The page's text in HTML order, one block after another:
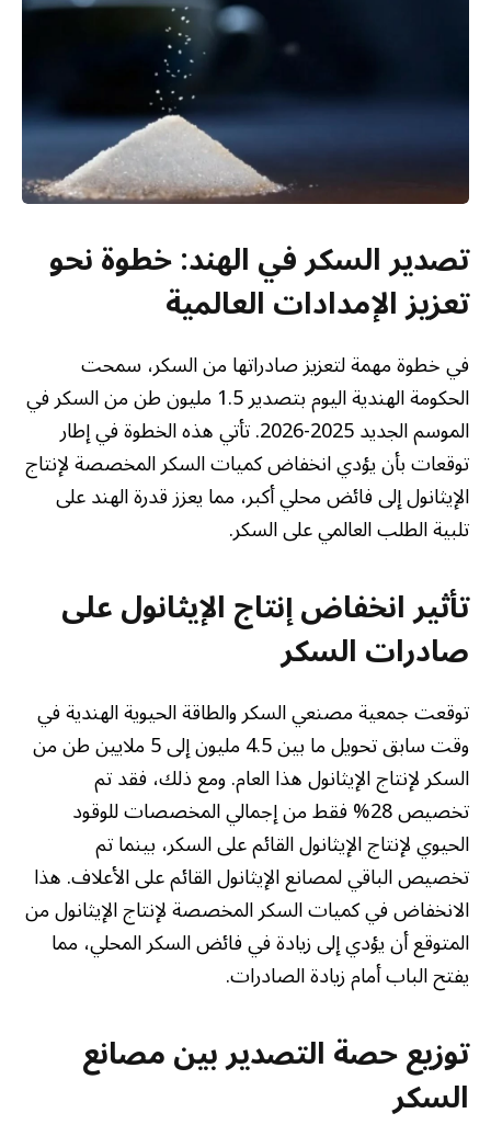
تصدير السكر في الهند: خطوة نحو
تعزيز الإمدادات العالمية
في خطوة مهمة لتعزيز صادراتها من السكر، سمحت
الحكومة الهندية اليوم بتصدير 1.5 مليون طن من السكر في
الموسم الجديد 2025-2026. تأتي هذه الخطوة في إطار
توقعات بأن يؤدي انخفاض كميات السكر المخصصة لإنتاج
الإيثانول إلى فائض محلي أكبر، مما يعزز قدرة الهند على
تلبية الطلب العالمي على السكر.
تأثير انخفاض إنتاج الإيثانول على
صادرات السكر
توقعت جمعية مصنعي السكر والطاقة الحيوية الهندية في
وقت سابق تحويل ما بين 4.5 مليون إلى 5 ملايين طن من
السكر لإنتاج الإيثانول هذا العام. ومع ذلك، فقد تم
تخصيص 28% فقط من إجمالي المخصصات للوقود
الحيوي لإنتاج الإيثانول القائم على السكر، بينما تم
تخصيص الباقي لمصانع الإيثانول القائم على الأعلاف. هذا
الانخفاض في كميات السكر المخصصة لإنتاج الإيثانول من
المتوقع أن يؤدي إلى زيادة في فائض السكر المحلي، مما
يفتح الباب أمام زيادة الصادرات.
توزيع حصة التصدير بين مصانع
السكر